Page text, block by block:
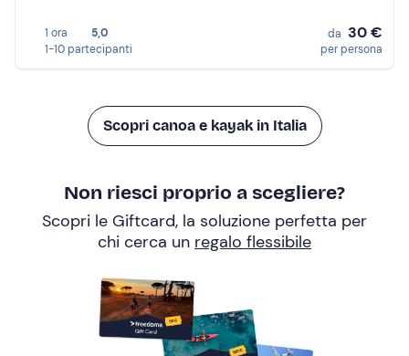
1 ora
5,0
1-10 partecipanti
da 30 €
per persona
Scopri canoa e kayak in Italia
Non riesci proprio a scegliere?
Scopri le Giftcard, la soluzione perfetta per
chi cerca un regalo flessibile